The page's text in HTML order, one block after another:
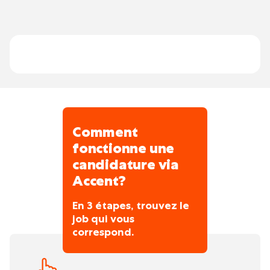
Comment
fonctionne une
candidature via
Accent?
En 3 étapes, trouvez le
job qui vous
correspond.